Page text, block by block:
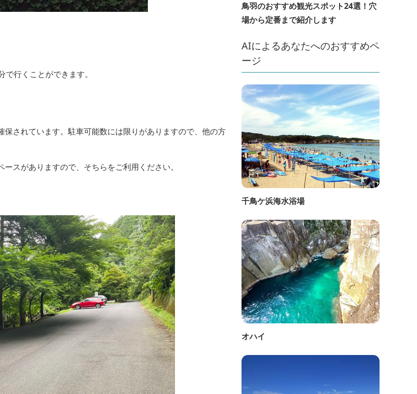
行くことができます。
されています。駐車可能数には限りがありますので、他の方
スがありますので、そちらをご利用ください。
鳥羽のおすすめ観光スポット24選！穴
場から定番まで紹介します
AIによるあなたへのおすすめペ
ージ
千鳥ケ浜海水浴場
オハイ